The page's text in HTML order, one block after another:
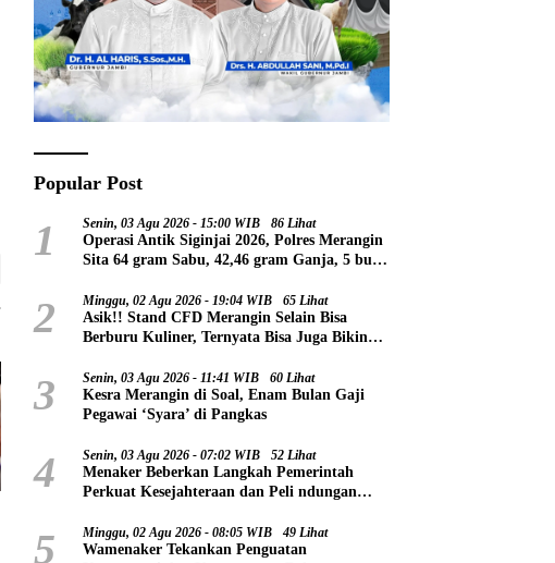
Popular Post
1 Senin, 03 Agu 2026 - 15:00 WIB 86 Lihat
Operasi Antik Siginjai 2026, Polres Merangin
Sita 64 gram Sabu, 42,46 gram Ganja, 5 butir
2 Minggu, 02 Agu 2026 - 19:04 WIB 65 Lihat
Asik!! Stand CFD Merangin Selain Bisa
Berburu Kuliner, Ternyata Bisa Juga Bikin
3 Senin, 03 Agu 2026 - 11:41 WIB 60 Lihat
Kesra Merangin di Soal, Enam Bulan Gaji
Pegawai ‘Syara’ di Pangkas
4 Senin, 03 Agu 2026 - 07:02 WIB 52 Lihat
Menaker Beberkan Langkah Pemerintah
Perkuat Kesejahteraan dan Peli ndungan
5 Minggu, 02 Agu 2026 - 08:05 WIB 49 Lihat
Wamenaker Tekankan Penguatan